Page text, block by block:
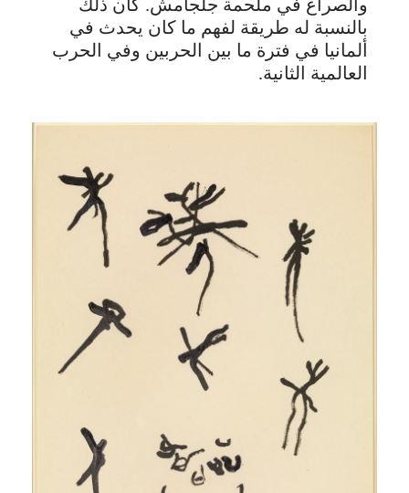
والصراع في ملحمة جلجامش. كان ذلك
بالنسبة له طريقة لفهم ما كان يحدث في
ألمانيا في فترة ما بين الحربين وفي الحرب
العالمية الثانية.